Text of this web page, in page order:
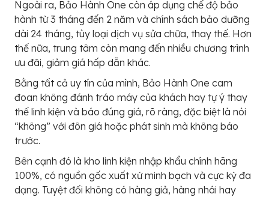
Ngoài ra, Bảo Hành One còn áp dụng chế độ bảo
hành từ 3 tháng đến 2 năm và chính sách bảo dưỡng
dài 24 tháng, tùy loại dịch vụ sửa chữa, thay thế. Hơn
thế nữa, trung tâm còn mang đến nhiều chương trình
ưu đãi, giảm giá hấp dẫn khác.
Bằng tất cả uy tín của mình, Bảo Hành One cam
đoan không đánh tráo máy của khách hay tự ý thay
thế linh kiện và báo đúng giá, rõ ràng, đặc biệt là nói
“không” với đôn giá hoặc phát sinh mà không báo
trước.
Bên cạnh đó là kho linh kiện nhập khẩu chính hãng
100%, có nguồn gốc xuất xứ minh bạch và cực kỳ đa
dạng. Tuyệt đối không có hàng giả, hàng nhái hay